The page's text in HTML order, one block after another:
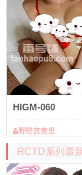
HIGM-060
野野宫美里
RCTD系列最